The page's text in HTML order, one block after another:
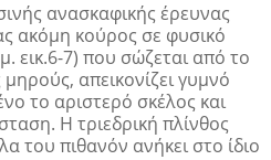
ανασκαφικής έρευνας
ακόμη κούρος σε φυσικό
εικ.6-7) που σώζεται από το
απεικονίζει γυμνό
το αριστερό σκέλος και
Η τριεδρική πλίνθος
του πιθανόν ανήκει στο ίδιο